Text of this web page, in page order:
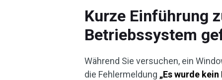
Kurze Einführung
Betriebssystem
Während Sie versuchen, ein
die Fehlermeldung „Es wurde